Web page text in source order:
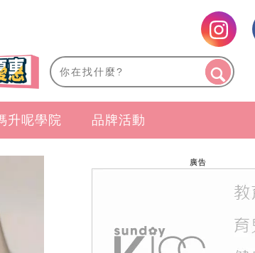
升呢學院 品牌活動
廣告